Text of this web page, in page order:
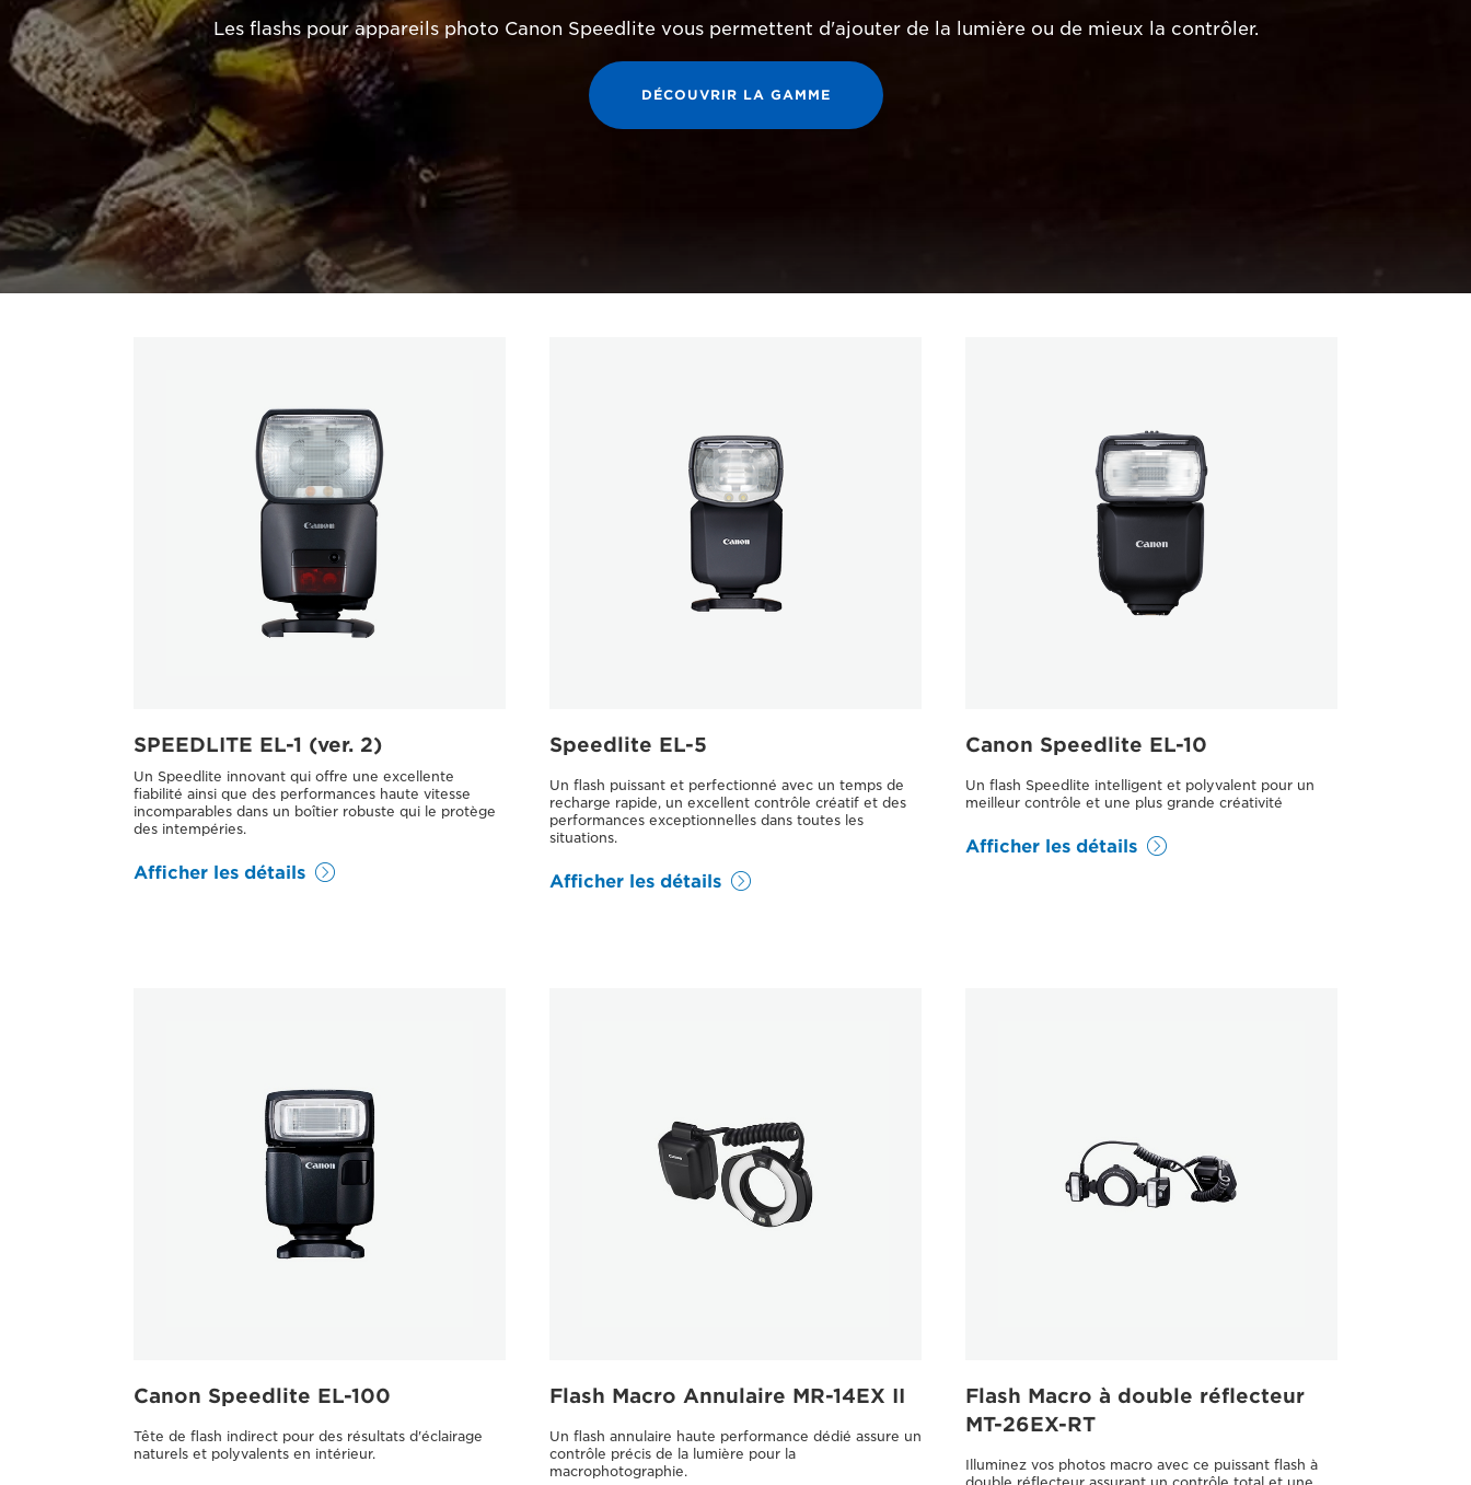
Les flashs pour appareils photo Canon Speedlite vous permettent d'ajouter de la lumière ou de mieux la contrôler.
DÉCOUVRIR LA GAMME
SPEEDLITE EL-1 (ver. 2)
Un Speedlite innovant qui offre une excellente
fiabilité ainsi que des performances haute vitesse
incomparables dans un boîtier robuste qui le protège
des intempéries.
Afficher les détails
Speedlite EL-5
Un flash puissant et perfectionné avec un temps de
recharge rapide, un excellent contrôle créatif et des
performances exceptionnelles dans toutes les
situations.
Afficher les détails
Canon Speedlite EL-10
Un flash Speedlite intelligent et polyvalent pour un
meilleur contrôle et une plus grande créativité
Afficher les détails
Canon Speedlite EL-100
Tête de flash indirect pour des résultats d'éclairage
naturels et polyvalents en intérieur.
Flash Macro Annulaire MR-14EX II
Un flash annulaire haute performance dédié assure un
contrôle précis de la lumière pour la
macrophotographie.
Flash Macro à double réflecteur
MT-26EX-RT
Illuminez vos photos macro avec ce puissant flash à